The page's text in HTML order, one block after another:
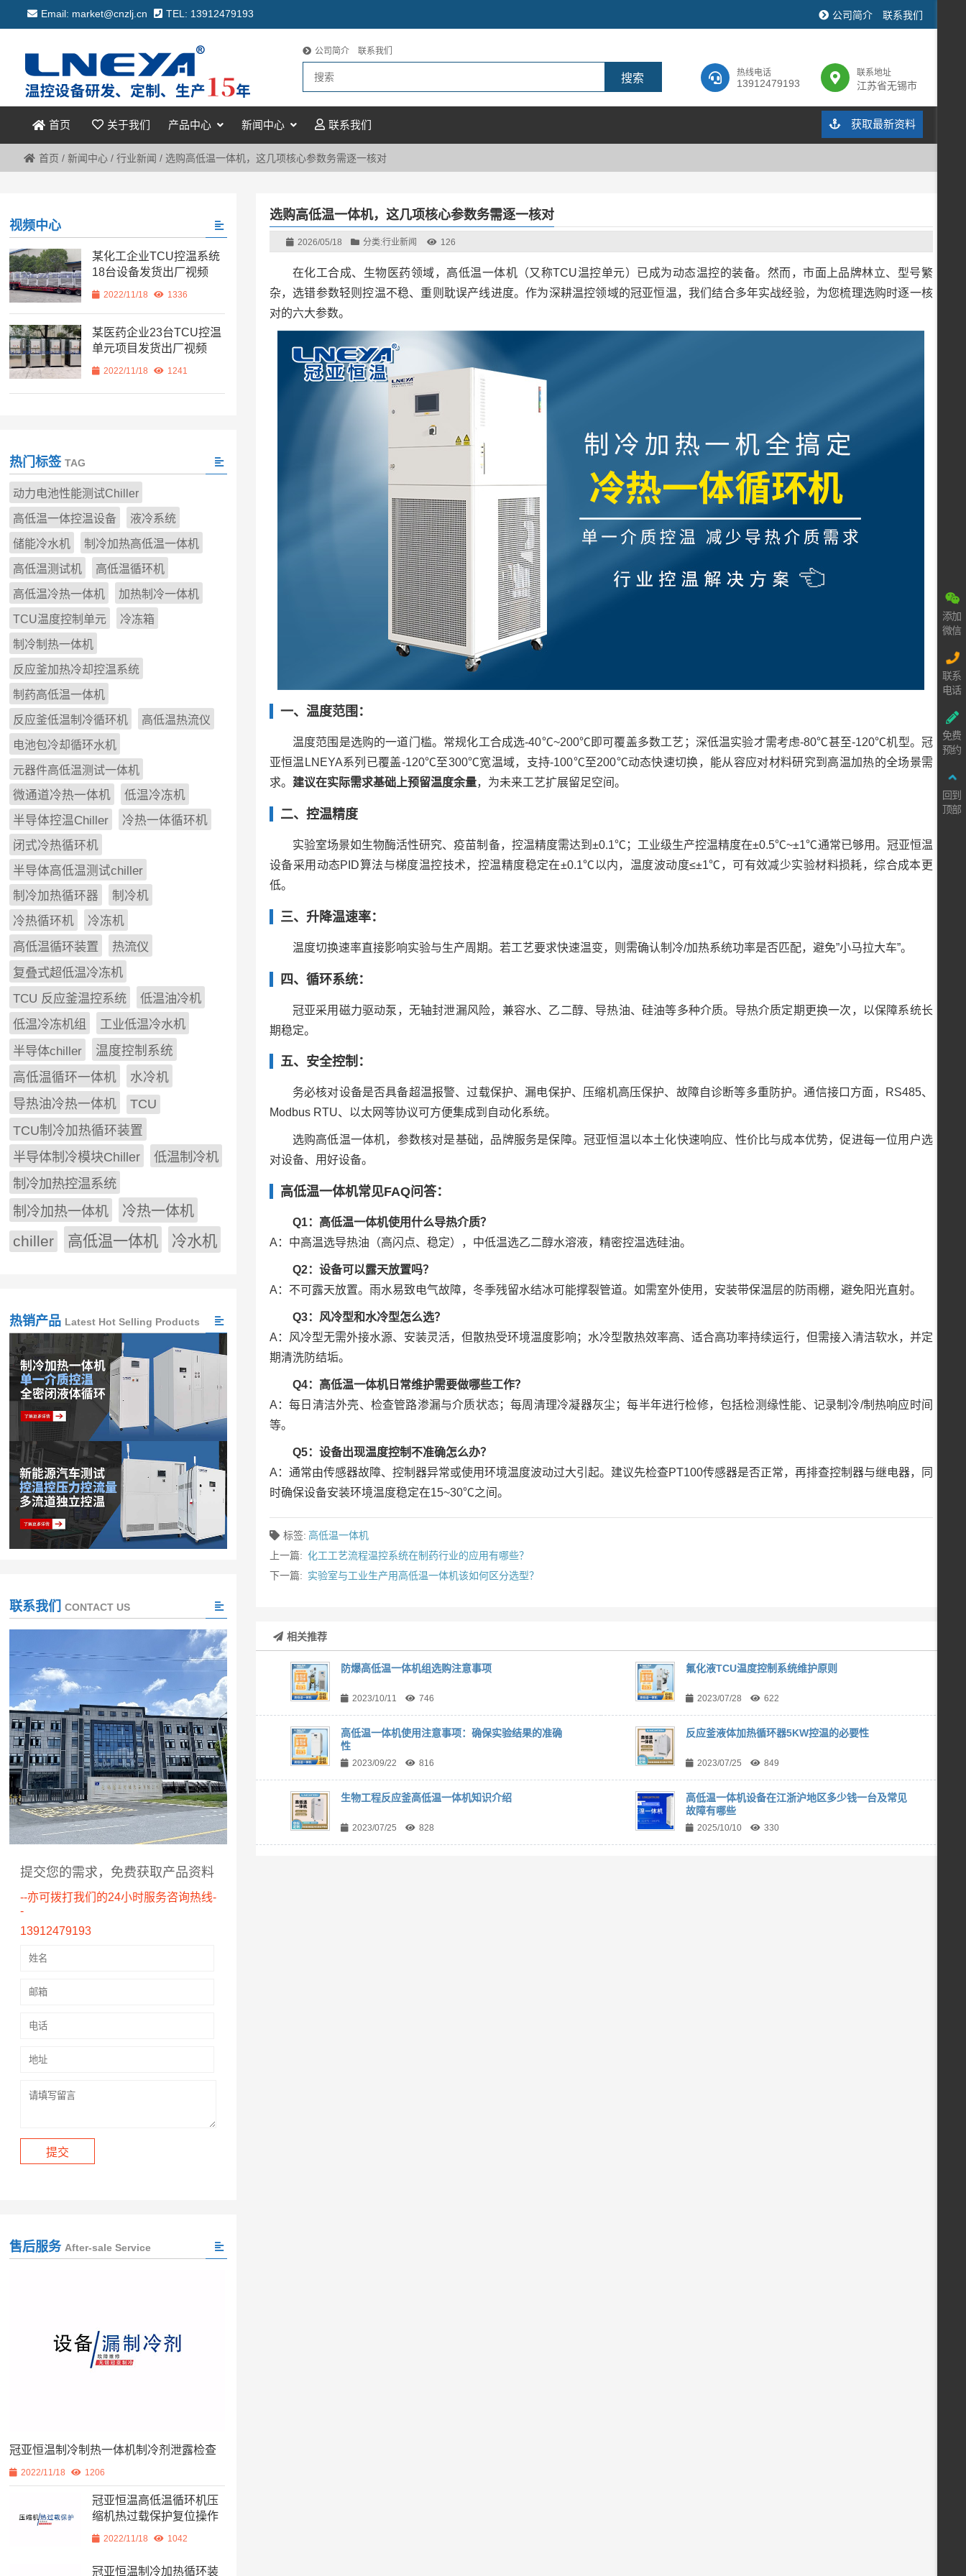
Email: market@cnzlj.cn TEL: 13912479193 公司简介 联系我们
热线电话
13912479193
联系地址
江苏省无锡市
公司简介 联系我们
首页 关于我们 产品中心 新闻中心 联系我们 获取最新资料
首页 / 新闻中心/ 行业新闻 / 选购高低温一体机，这几项核心参数务需逐一核对
选购高低温一体机，这几项核心参数务需逐一核对
2026/05/18 分类:行业新闻 126
在化工合成、生物医药领域，高低温一体机（又称TCU温控单元）已成为动态温控的装备。然而，市面上品牌林立、型号繁
杂，选错参数轻则控温不稳、重则耽误产线进度。作为深耕温控领域的冠亚恒温，我们结合多年实战经验，为您梳理选购时逐一核
对的六大参数。
一、温度范围：
温度范围是选购的一道门槛。常规化工合成选-40℃~200℃即可覆盖多数工艺；深低温实验才需考虑-80℃甚至-120℃机型。冠
亚恒温LNEYA系列已覆盖-120℃至300℃宽温域，支持-100℃至200℃动态快速切换，能从容应对材料研究到高温加热的全场景需
求。 建议在实际需求基础上预留温度余量，为未来工艺扩展留足空间。
二、控温精度
实验室场景如生物酶活性研究、疫苗制备，控温精度需达到±0.1℃；工业级生产控温精度在±0.5℃~±1℃通常已够用。冠亚恒温
设备采用动态PID算法与梯度温控技术，控温精度稳定在±0.1℃以内，温度波动度≤±1℃，可有效减少实验材料损耗，综合成本更
低。
三、升降温速率：
温度切换速率直接影响实验与生产周期。若工艺要求快速温变，则需确认制冷/加热系统功率是否匹配，避免”小马拉大车”。
四、循环系统：
冠亚采用磁力驱动泵，无轴封泄漏风险，兼容水、乙二醇、导热油、硅油等多种介质。导热介质定期更换一次，以保障系统长
期稳定。
五、安全控制：
务必核对设备是否具备超温报警、过载保护、漏电保护、压缩机高压保护、故障自诊断等多重防护。通信接口方面，RS485、
Modbus RTU、以太网等协议可方便集成到自动化系统。
选购高低温一体机，参数核对是基础，品牌服务是保障。冠亚恒温以本土化快速响应、性价比与成本优势，促进每一位用户选
对设备、用好设备。
高低温一体机常见FAQ问答：
Q1：高低温一体机使用什么导热介质？
A：中高温选导热油（高闪点、稳定），中低温选乙二醇水溶液，精密控温选硅油。
Q2：设备可以露天放置吗？
A：不可露天放置。雨水易致电气故障，冬季残留水结冰可能撑裂管道。如需室外使用，安装带保温层的防雨棚，避免阳光直射。
Q3：风冷型和水冷型怎么选？
A：风冷型无需外接水源、安装灵活，但散热受环境温度影响；水冷型散热效率高、适合高功率持续运行，但需接入清洁软水，并定
期清洗防结垢。
Q4：高低温一体机日常维护需要做哪些工作？
A：每日清洁外壳、检查管路渗漏与介质状态；每周清理冷凝器灰尘；每半年进行检修，包括检测缘性能、记录制冷/制热响应时间
等。
Q5：设备出现温度控制不准确怎么办？
A：通常由传感器故障、控制器异常或使用环境温度波动过大引起。建议先检查PT100传感器是否正常，再排查控制器与继电器，同
时确保设备安装环境温度稳定在15~30℃之间。
标签: 高低温一体机
上一篇: 化工工艺流程温控系统在制药行业的应用有哪些？
下一篇: 实验室与工业生产用高低温一体机该如何区分选型？
相关推荐
防爆高低温一体机组选购注意事项
2023/10/11 746
氟化液TCU温度控制系统维护原则
2023/07/28 622
高低温一体机使用注意事项：确保实验结果的准确
性
2023/09/22 816
反应釜液体加热循环器5KW控温的必要性
2023/07/25 849
生物工程反应釜高低温一体机知识介绍
2023/07/25 828
高低温一体机设备在江浙沪地区多少钱一台及常见
故障有哪些
2025/10/10 330
视频中心
某化工企业TCU控温系统
18台设备发货出厂视频
2022/11/18 1336
某医药企业23台TCU控温
单元项目发货出厂视频
2022/11/18 1241
热门标签 TAG
动力电池性能测试Chiller
高低温一体控温设备 液冷系统
储能冷水机 制冷加热高低温一体机
高低温测试机 高低温循环机
高低温冷热一体机 加热制冷一体机
TCU温度控制单元 冷冻箱
制冷制热一体机
反应釜加热冷却控温系统
制药高低温一体机
反应釜低温制冷循环机 高低温热流仪
电池包冷却循环水机
元器件高低温测试一体机
微通道冷热一体机
低温冷冻机
半导体控温Chiller
冷热一体循环机
闭式冷热循环机
半导体高低温测试chiller
制冷加热循环器
制冷机
冷热循环机
冷冻机
高低温循环装置
热流仪
复叠式超低温冷冻机
TCU 反应釜温控系统
低温油冷机
低温冷冻机组
工业低温冷水机
半导体chiller
温度控制系统
高低温循环一体机
水冷机
导热油冷热一体机
TCU
TCU制冷加热循环装置
半导体制冷模块Chiller
低温制冷机
制冷加热控温系统
制冷加热一体机
冷热一体机
chiller 高低温一体机 冷水机
热销产品 Latest Hot Selling Products
联系我们 CONTACT US
提交您的需求，免费获取产品资料
--亦可拨打我们的24小时服务咨询热线-
-
13912479193
售后服务 After-sale Service
冠亚恒温制冷制热一体机制冷剂泄露检查
2022/11/18 1206
冠亚恒温高低温循环机压
缩机热过载保护复位操作
2022/11/18 1042
冠亚恒温制冷加热循环装
添加
微信
联系
电话
免费
预约
回到
顶部